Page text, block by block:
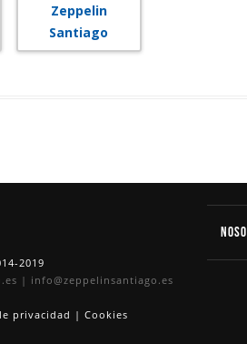
2019
| info@zeppelinsantiago.es
privacidad | Cookies